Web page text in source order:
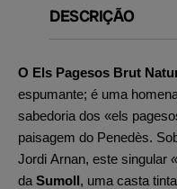
DESCRIÇÃO
O Els Pagesos Brut
espumante; é uma
sabedoria dos «els
paisagem do Penedès.
Jordi Arnan, este singular
da Sumoll, uma casta